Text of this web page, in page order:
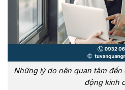
Những lý do nên quan tâm
động kinh